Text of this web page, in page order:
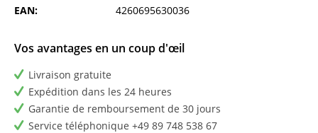
EAN:
4260695630036
Vos avantages en un coup d'œil
Livraison gratuite
Expédition dans les 24 heures
Garantie de remboursement de 30 jours
Service téléphonique +49 89 748 538 67